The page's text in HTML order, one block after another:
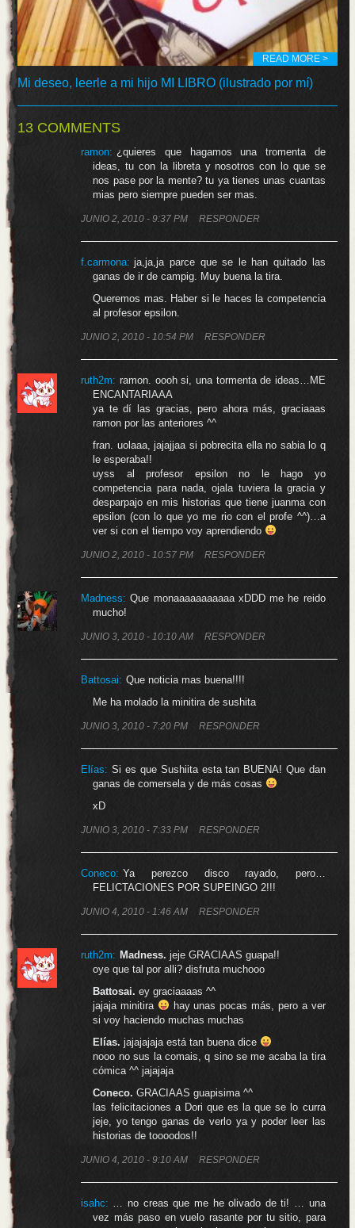
READ MORE >
Mi deseo, leerle a mi hijo MI LIBRO (ilustrado por mí)
13 COMMENTS
ramon: ¿quieres que hagamos una tromenta de
ideas, tu con la libreta y nosotros con lo que se
nos pase por la mente? tu ya tienes unas cuantas
mias pero siempre pueden ser mas.
JUNIO 2, 2010 - 9:37 PM RESPONDER
f.carmona: ja,ja,ja parce que se le han quitado las
ganas de ir de campig. Muy buena la tira.
Queremos mas. Haber si le haces la competencia
al profesor epsilon.
JUNIO 2, 2010 - 10:54 PM RESPONDER
ruth2m: ramon. oooh si, una tormenta de ideas…ME
ENCANTARIAAA
ya te dí las gracias, pero ahora más, graciaaas
ramon por las anteriores ^^
fran. uolaaa, jajajjaa si pobrecita ella no sabia lo q
le esperaba!!
uyss al profesor epsilon no le hago yo
competencia para nada, ojala tuviera la gracia y
desparpajo en mis historias que tiene juanma con
epsilon (con lo que yo me rio con el profe ^^)…a
ver si con el tiempo voy aprendiendo
JUNIO 2, 2010 - 10:57 PM RESPONDER
Madness: Que monaaaaaaaaaaa xDDD me he reido
mucho!
JUNIO 3, 2010 - 10:10 AM RESPONDER
Battosai: Que noticia mas buena!!!!
Me ha molado la minitira de sushita
JUNIO 3, 2010 - 7:20 PM RESPONDER
Elías: Si es que Sushiita esta tan BUENA! Que dan
ganas de comersela y de más cosas
xD
JUNIO 3, 2010 - 7:33 PM RESPONDER
Coneco: Ya perezco disco rayado, pero…
FELICTACIONES POR SUPEINGO 2!!!
JUNIO 4, 2010 - 1:46 AM RESPONDER
ruth2m: Madness. jeje GRACIAAS guapa!!
oye que tal por alli? disfruta muchooo
Battosai. ey graciaaaas ^^
jajaja minitira
hay unas pocas más, pero a ver
si voy haciendo muchas muchas
Elías. jajajajaja está tan buena dice
nooo no sus la comais, q sino se me acaba la tira
cómica ^^ jajajaja
Coneco.GRACIAAS guapisima ^^
las felicitaciones a Dori que es la que se lo curra
jeje, yo tengo ganas de verlo ya y poder leer las
historias de toooodos!!
JUNIO 4, 2010 - 9:10 AM RESPONDER
isahc: … no creas que me he olivado de ti! … una
vez más paso en vuelo rasante por tu sitio, para